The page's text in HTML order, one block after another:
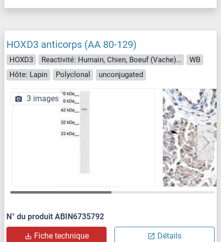
HOXD3 anticorps (AA 80-129)
HOXD3 Reactivité: Humain, Chien, Boeuf (Vache), Cheval, Lapin, Cobaye, Porc
WB
Hôte: Lapin
Polyclonal unconjugated
3 images
N° du produit ABIN6735792
Fiche technique Détails